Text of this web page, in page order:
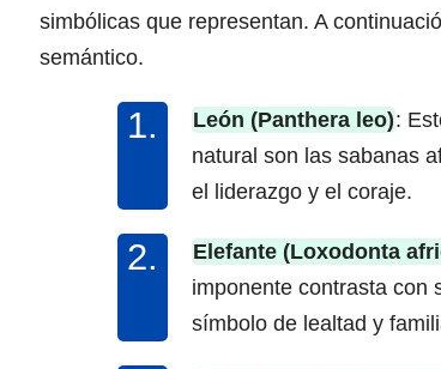
simbólicas que representan. A
semántico.
León (Panthera leo):
natural son las sabanas
el liderazgo y el coraje.
Elefante (Loxodonta
imponente contrasta con
símbolo de lealtad y